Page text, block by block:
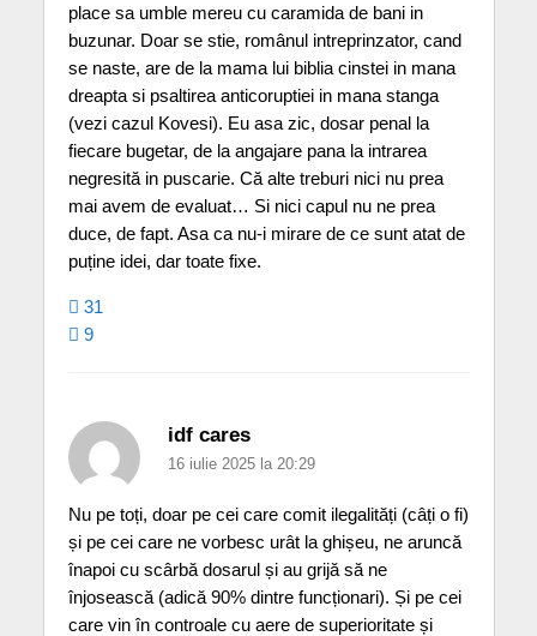
place sa umble mereu cu caramida de bani in
buzunar. Doar se stie, românul intreprinzator, cand
se naste, are de la mama lui biblia cinstei in mana
dreapta si psaltirea anticoruptiei in mana stanga
(vezi cazul Kovesi). Eu asa zic, dosar penal la
fiecare bugetar, de la angajare pana la intrarea
negresită in puscarie. Că alte treburi nici nu prea
mai avem de evaluat… Si nici capul nu ne prea
duce, de fapt. Asa ca nu-i mirare de ce sunt atat de
puține idei, dar toate fixe.
31
9
idf cares
16 iulie 2025 la 20:29
Nu pe toți, doar pe cei care comit ilegalități (câți o fi)
și pe cei care ne vorbesc urât la ghișeu, ne aruncă
înapoi cu scârbă dosarul și au grijă să ne
înjosească (adică 90% dintre funcționari). Și pe cei
care vin în controale cu aere de superioritate și